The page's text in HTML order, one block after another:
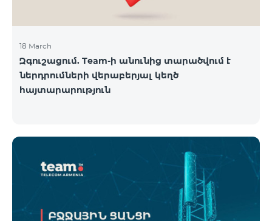
18 March
Զգուշացում. Team-ի անունից տարածվում է
ներդրումների վերաբերյալ կեղծ
հայտարարություն